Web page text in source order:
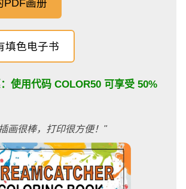
PDF画册
填色电子书
使用代码 COLOR50 可享受 50%
画很棒，打印很方便！"